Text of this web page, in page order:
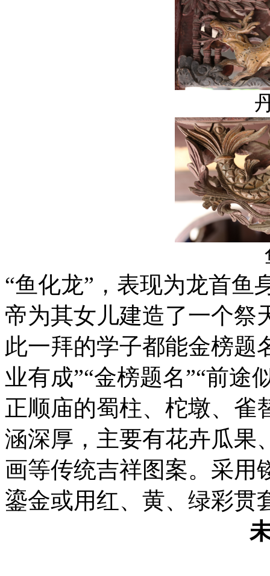
“鱼化龙”，表现为龙首鱼
帝为其女儿建造了一个祭
此一拜的学子都能金榜题
业有成”“金榜题名”“前途
正顺庙的蜀柱、柁墩、雀
涵深厚，主要有花卉瓜果
画等传统吉祥图案。采用
鎏金或用红、黄、绿彩贯